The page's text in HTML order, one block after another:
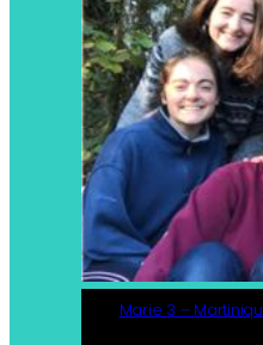
Marie 3 –